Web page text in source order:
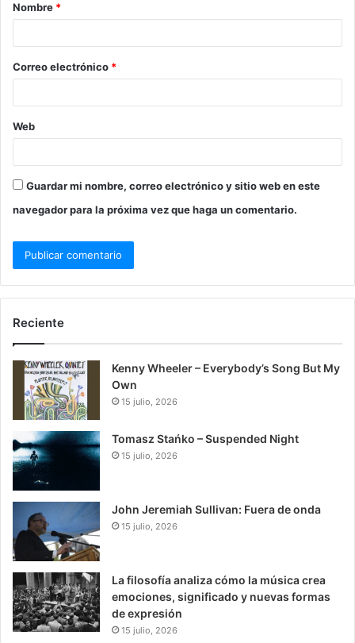
Nombre *
Correo electrónico *
Web
Guardar mi nombre, correo electrónico y sitio web en este
navegador para la próxima vez que haga un comentario.
Reciente
Kenny Wheeler – Everybody’s Song But My
Own
15 julio, 2026
Tomasz Stańko – Suspended Night
15 julio, 2026
John Jeremiah Sullivan: Fuera de onda
15 julio, 2026
La filosofía analiza cómo la música crea
emociones, significado y nuevas formas
de expresión
15 julio, 2026